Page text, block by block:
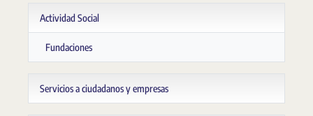
Actividad Social
Fundaciones
Servicios a ciudadanos y empresas